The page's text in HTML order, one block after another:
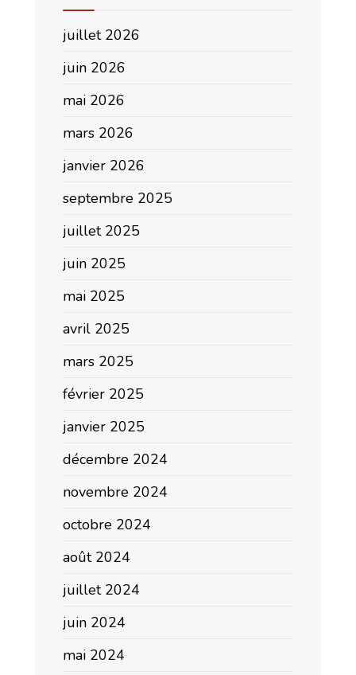
juillet 2026
juin 2026
mai 2026
mars 2026
janvier 2026
septembre 2025
juillet 2025
juin 2025
mai 2025
avril 2025
mars 2025
février 2025
janvier 2025
décembre 2024
novembre 2024
octobre 2024
août 2024
juillet 2024
juin 2024
mai 2024